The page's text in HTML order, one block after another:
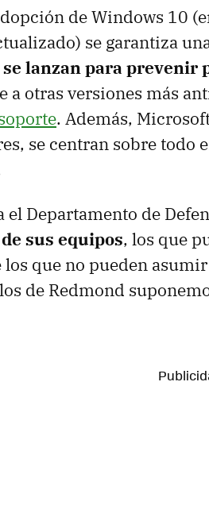
de Windows 10
se garantiza
lanzan para prevenir
a otras versiones más
. Además,
se centran sobre todo
el Departamento de
sus equipos, los que
que no pueden
de Redmond